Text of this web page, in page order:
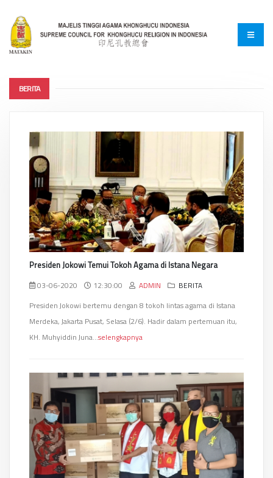
BERITA
Presiden Jokowi Temui Tokoh Agama di Istana Negara
03-06-2020 12:30:00 ADMIN
BERITA
Presiden Jokowi bertemu dengan 8 tokoh lintas agama di Istana
Merdeka, Jakarta Pusat, Selasa (2/6). Hadir dalam pertemuan itu,
KH. Muhyiddin Juna...selengkapnya